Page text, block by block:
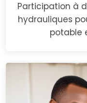
Participation à
hydrauliques
potable